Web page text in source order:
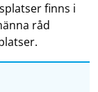
finns i
råd